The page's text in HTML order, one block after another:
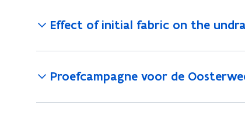
Effect of initial fabric on the
Proefcampagne voor de